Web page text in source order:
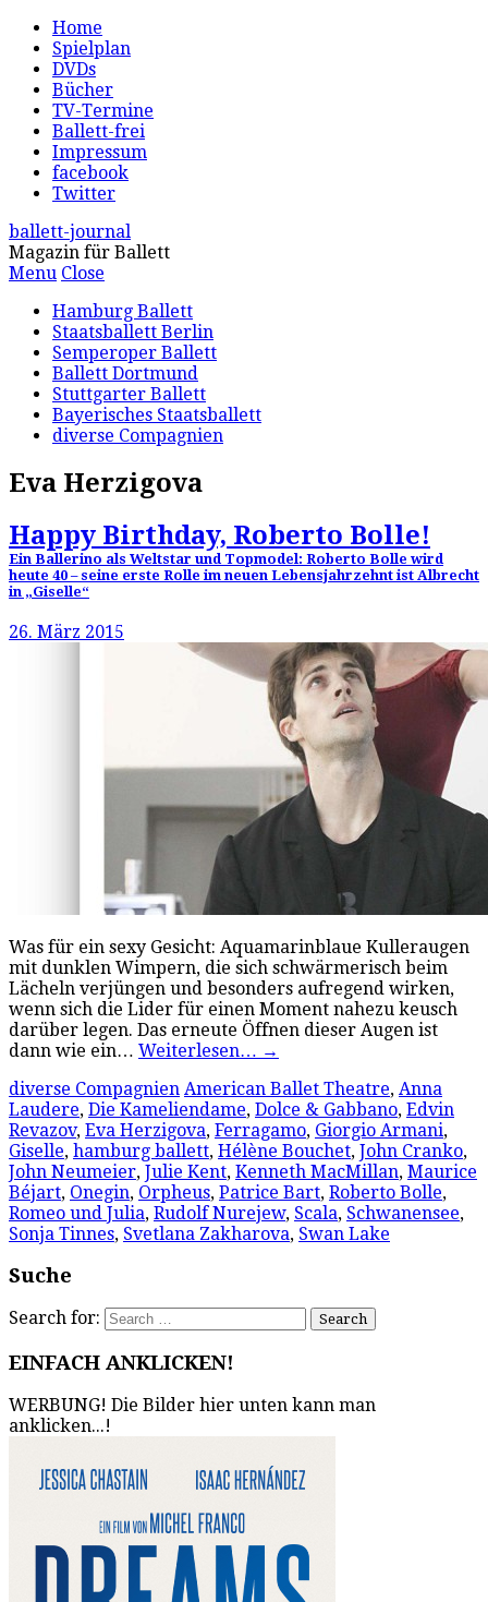
Home
Spielplan
DVDs
Bücher
TV-Termine
Ballett-frei
Impressum
facebook
Twitter
ballett-journal
Magazin für Ballett
Menu Close
Hamburg Ballett
Staatsballett Berlin
Semperoper Ballett
Ballett Dortmund
Stuttgarter Ballett
Bayerisches Staatsballett
diverse Compagnien
Eva Herzigova
Happy Birthday, Roberto Bolle!
Ein Ballerino als Weltstar und Topmodel: Roberto Bolle wird
heute 40 – seine erste Rolle im neuen Lebensjahrzehnt ist Albrecht
in „Giselle“
26. März 2015
Was für ein sexy Gesicht: Aquamarinblaue Kulleraugen
mit dunklen Wimpern, die sich schwärmerisch beim
Lächeln verjüngen und besonders aufregend wirken,
wenn sich die Lider für einen Moment nahezu keusch
darüber legen. Das erneute Öffnen dieser Augen ist
dann wie ein… Weiterlesen… →
diverse Compagnien American Ballet Theatre, Anna
Laudere, Die Kameliendame, Dolce & Gabbano, Edvin
Revazov, Eva Herzigova, Ferragamo, Giorgio Armani,
Giselle, hamburg ballett, Hélène Bouchet, John Cranko,
John Neumeier, Julie Kent, Kenneth MacMillan, Maurice
Béjart, Onegin, Orpheus, Patrice Bart, Roberto Bolle,
Romeo und Julia, Rudolf Nurejew, Scala, Schwanensee,
Sonja Tinnes, Svetlana Zakharova, Swan Lake
Suche
Search for:
EINFACH ANKLICKEN!
WERBUNG! Die Bilder hier unten kann man
anklicken...!